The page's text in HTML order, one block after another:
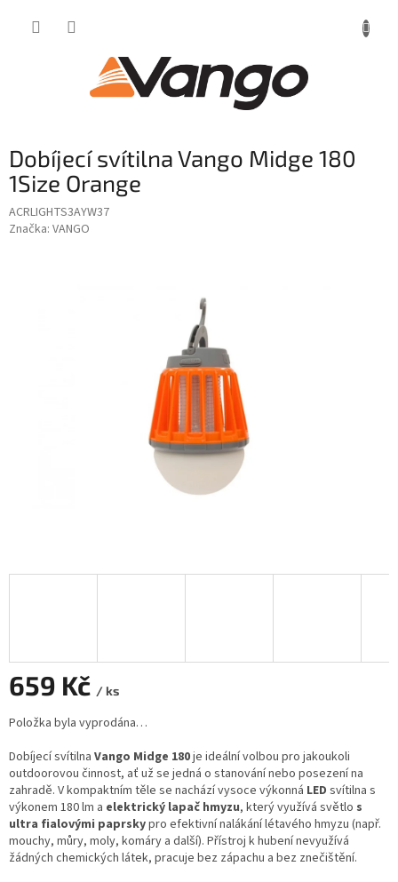
Dobíjecí svítilna Vango Midge 180
1Size Orange
ACRLIGHTS3AYW37
Značka: VANGO
659 Kč / ks
Měrná
cena:
Položka byla vyprodána…
Dobíjecí svítilna Vango Midge 180je ideální volbou pro jakoukoli
outdoorovou činnost, ať už se jedná o stanování nebo posezení na
zahradě. V kompaktním těle se nachází vysoce výkonná LED svítilna s
výkonem 180 lm a elektrický lapač hmyzu, který využívá světlo s
ultra fialovými paprskypro efektivní nalákání létavého hmyzu (např.
mouchy, můry, moly, komáry a další). Přístroj k hubení nevyužívá
žádných chemických látek, pracuje bez zápachu a bez znečištění.